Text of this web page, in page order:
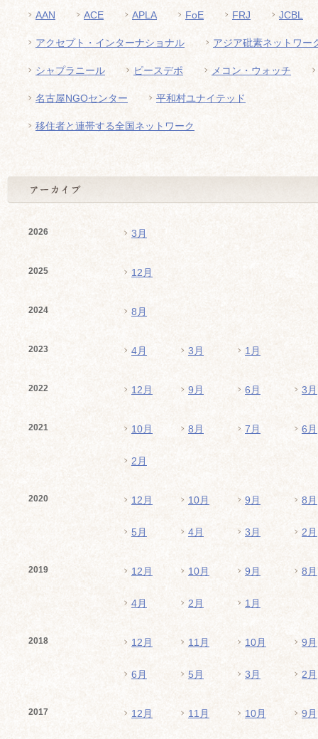
AAN ACE APLA FoE FRJ JCBL
アクセプト・インターナショナル アジア砒素ネットワー
シャプラニール ピースデポ メコン・ウォッチ
名古屋NGOセンター 平和村ユナイテッド
移住者と連帯する全国ネットワーク
2026 3月
2025 12月
2024 8月
2023 4月 3月 1月
2022 12月 9月 6月 3月
2021 10月 8月 7月 6月
2月
2020 12月 10月 9月 8月
5月 4月 3月 2月
2019 12月 10月 9月 8月
4月 2月 1月
2018 12月 11月 10月 9月
6月 5月 3月 2月
2017 12月 11月 10月 9月